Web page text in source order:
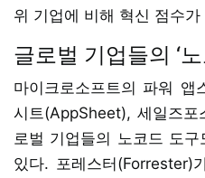
위 기업에 비해 혁신 점수
글로벌 기업들의 ‘
마이크로소프트의 파워
시트(AppSheet), 세일즈
로벌 기업들의 노코드 도
있다. 포레스터(Forrester)